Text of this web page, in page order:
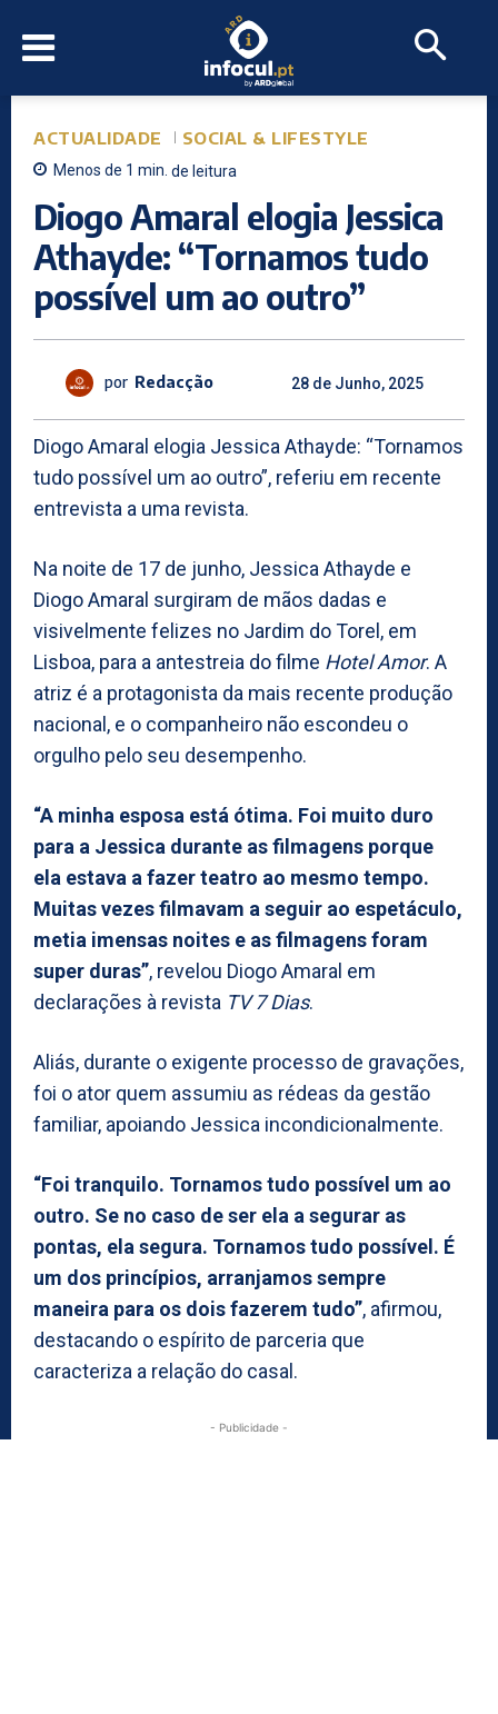
ACTUALIDADE SOCIAL & LIFESTYLE
Menos de 1 min. de leitura
Diogo Amaral elogia Jessica
Athayde: “Tornamos tudo
possível um ao outro”
por Redacção 28 de Junho, 2025
Diogo Amaral elogia Jessica Athayde: “Tornamos
tudo possível um ao outro”, referiu em recente
entrevista a uma revista.
Na noite de 17 de junho, Jessica Athayde e
Diogo Amaral surgiram de mãos dadas e
visivelmente felizes no Jardim do Torel, em
Lisboa, para a antestreia do filme Hotel Amor. A
atriz é a protagonista da mais recente produção
nacional, e o companheiro não escondeu o
orgulho pelo seu desempenho.
“A minha esposa está ótima. Foi muito duro
para a Jessica durante as filmagens porque
ela estava a fazer teatro ao mesmo tempo.
Muitas vezes filmavam a seguir ao espetáculo,
metia imensas noites e as filmagens foram
super duras”, revelou Diogo Amaral em
declarações à revista TV 7 Dias.
Aliás, durante o exigente processo de gravações,
foi o ator quem assumiu as rédeas da gestão
familiar, apoiando Jessica incondicionalmente.
“Foi tranquilo. Tornamos tudo possível um ao
outro. Se no caso de ser ela a segurar as
pontas, ela segura. Tornamos tudo possível. É
um dos princípios, arranjamos sempre
maneira para os dois fazerem tudo”, afirmou,
destacando o espírito de parceria que
caracteriza a relação do casal.
- Publicidade -